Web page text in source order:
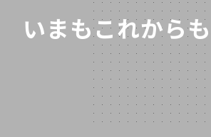
いまもこれから坂上&